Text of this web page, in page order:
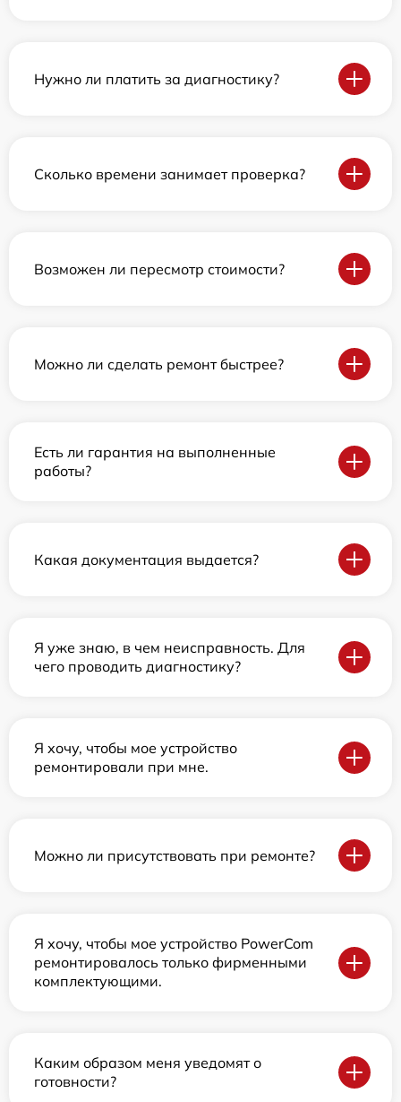
Нужно ли платить за диагностику?
Сколько времени занимает проверка?
Возможен ли пересмотр стоимости?
Можно ли сделать ремонт быстрее?
Есть ли гарантия на выполненные
работы?
Какая документация выдается?
Я уже знаю, в чем неисправность. Для
чего проводить диагностику?
Я хочу, чтобы мое устройство
ремонтировали при мне.
Можно ли присутствовать при ремонте?
Я хочу, чтобы мое устройство PowerCom
ремонтировалось только фирменными
комплектующими.
Каким образом меня уведомят о
готовности?